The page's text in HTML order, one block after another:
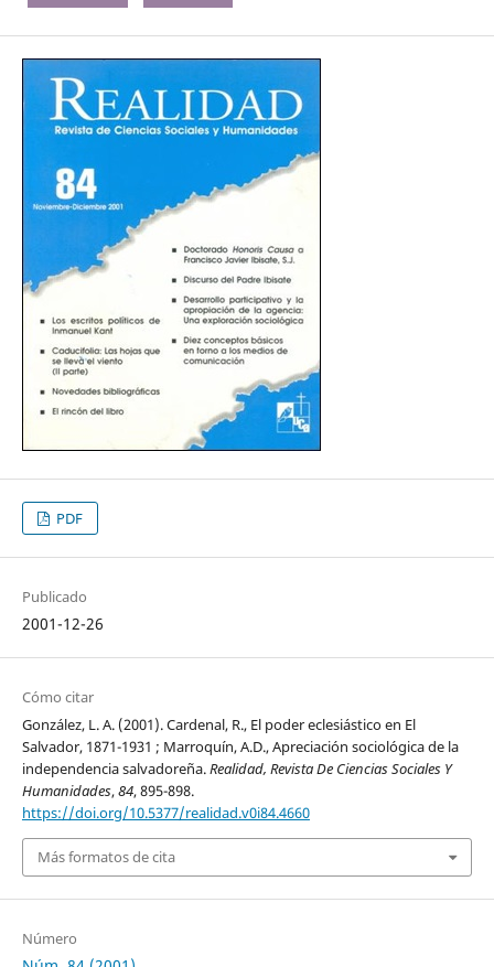
PDF
Publicado
2001-12-26
Cómo citar
González, L. A. (2001). Cardenal, R., El poder eclesiástico en El
Salvador, 1871-1931 ; Marroquín, A.D., Apreciación sociológica de la
independencia salvadoreña.Realidad, Revista De Ciencias Sociales Y
Humanidades,84, 895-898.
https://doi.org/10.5377/realidad.v0i84.4660
Más formatos de cita
Número